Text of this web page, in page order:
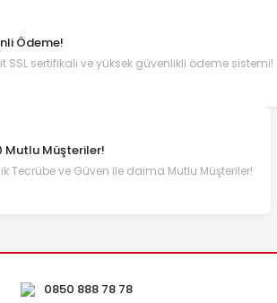
Ödeme!
SSL sertifikalı ve yüksek güvenlikli ödeme sistemi!
Mutlu Müşteriler!
Tecrübe ve Güven ile daima Mutlu Müşteriler!
0850 888 78 78